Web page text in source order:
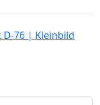
D-76 | Kleinbild